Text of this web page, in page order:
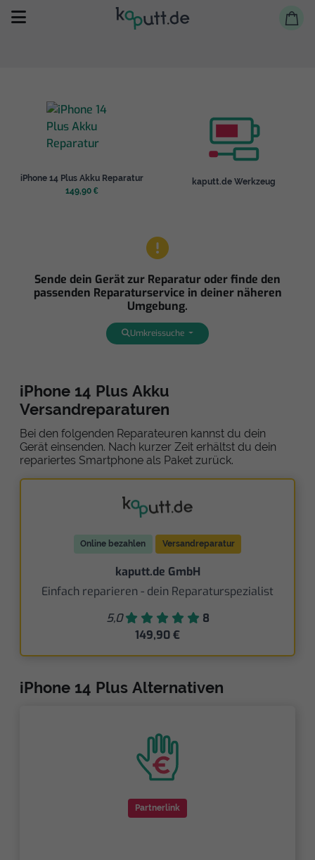
Selbst reparieren
Reparieren lassen
iPhone 14 Plus Akku Reparatur
149,90 €
kaputt.de Werkzeug
Sende dein Gerät zur Reparatur oder finde den
passenden Reparaturservice in deiner näheren
Umgebung.
Umkreissuche
iPhone 14 Plus Akku
Versandreparaturen
Bei den folgenden Reparateuren kannst du dein
Gerät einsenden. Nach kurzer Zeit erhältst du dein
repariertes Smartphone als Paket zurück.
Online bezahlen Versandreparatur
kaputt.de GmbH
Einfach reparieren - dein Reparaturspezialist
5,0
8
149,90 €
iPhone 14 Plus Alternativen
Partnerlink